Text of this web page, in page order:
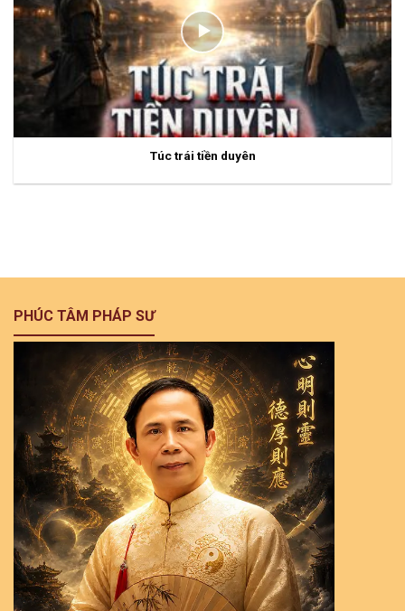
Túc trái tiền duyên
PHÚC TÂM PHÁP SƯ